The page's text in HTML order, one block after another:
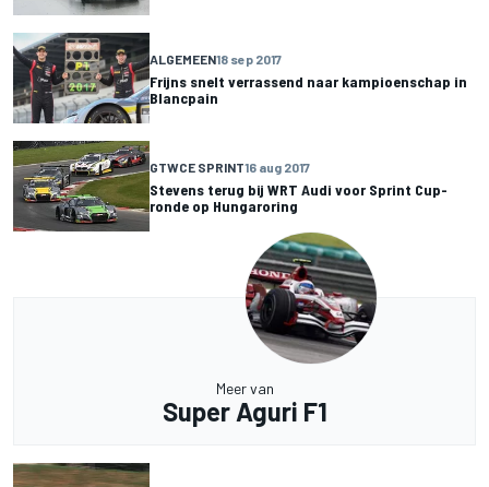
ALGEMEEN18 sep 2017
Frijns snelt verrassend naar kampioenschap in
Blancpain
GTWCE SPRINT16 aug 2017
Stevens terug bij WRT Audi voor Sprint Cup-
ronde op Hungaroring
Meer van
Super Aguri F1